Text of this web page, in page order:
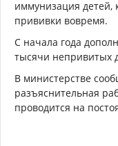
иммунизация детей,
прививки вовремя.
С начала года
тысячи непривитых
В министерстве
разъяснительная
проводится на